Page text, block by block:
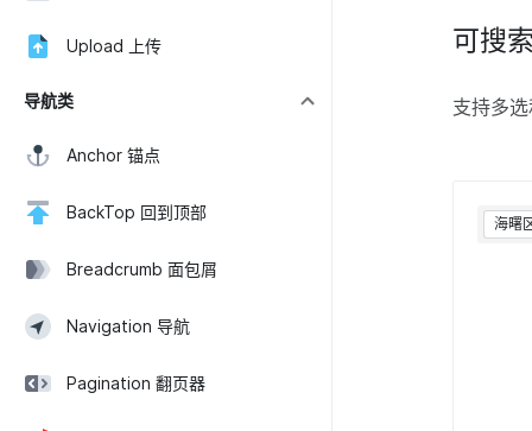
Upload 上传
导航类
Anchor 锚点
BackTop 回到顶部
Breadcrumb 面包屑
Navigation 导航
Pagination 翻页器
可搜
支持多
海曙